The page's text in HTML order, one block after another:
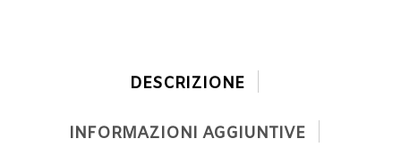
DESCRIZIONE
INFORMAZIONI AGGIUNTIVE